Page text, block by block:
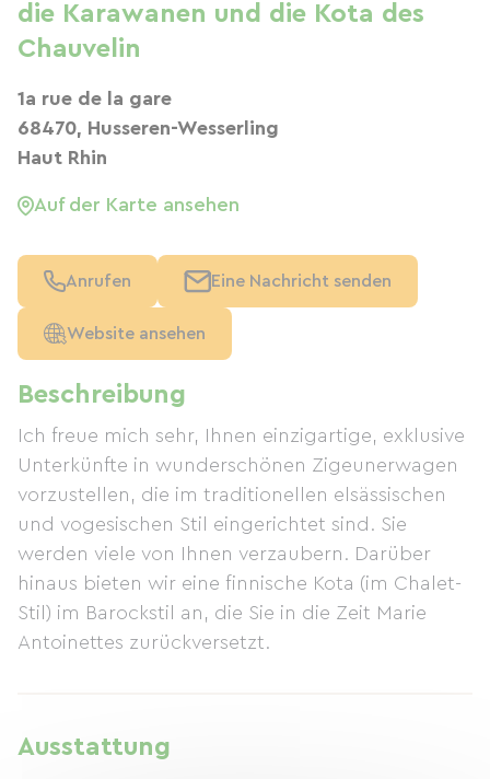
Beschreibung
Ich freue mich sehr, Ihnen einzigartige, exklusive
Unterkünfte in wunderschönen Zigeunerwagen
vorzustellen, die im traditionellen elsässischen
und vogesischen Stil eingerichtet sind. Sie
werden viele von Ihnen verzaubern. Darüber
hinaus bieten wir eine finnische Kota (im Chalet-
Stil) im Barockstil an, die Sie in die Zeit Marie
Antoinettes zurückversetzt.
Ausstattung
die Karawanen und die Kota des
Chauvelin
1a rue de la gare
68470, Husseren-Wesserling
Haut Rhin
Auf der Karte ansehen
Anrufen Eine Nachricht senden
Website ansehen